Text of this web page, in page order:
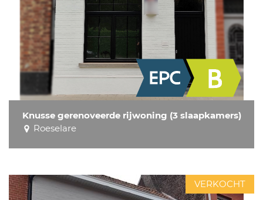
Knusse gerenoveerde rijwoning (3 slaapkamers)
Roeselare
VERKOCHT